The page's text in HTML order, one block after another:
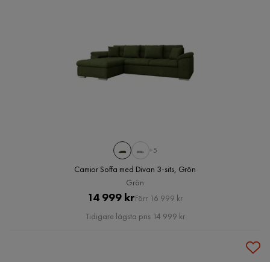
+5
Camior Soffa med Divan 3-sits, Grön
Grön
Pris
14 999 krOriginal
Pris
Förr 16 999 kr
Tidigare lägsta pris 14 999 kr